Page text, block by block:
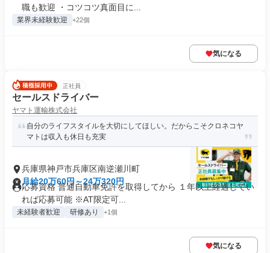
職も歓迎 ・コツコツ真面目に...
業界未経験歓迎 +22個
気になる
正社員
セールスドライバー
ヤマト運輸株式会社
自分のライフスタイルを大切にしてほしい。だからこそクロネコヤ
マトは収入も休日も充実
兵庫県神戸市兵庫区南逆瀬川町
月給20万60円～24万320円
応募資格 普通自動車免許を取得してから １年以上経過してい
れば応募可能 ※AT限定可...
未経験者歓迎 研修あり +1個
気になる